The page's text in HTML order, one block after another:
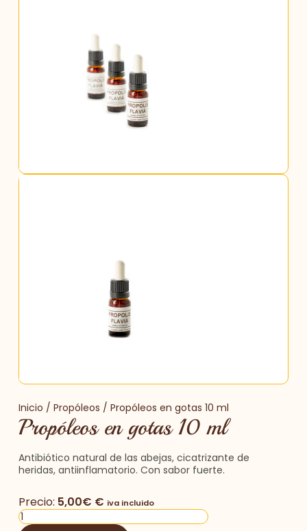
Inicio / Propóleos / Propóleos en gotas 10 ml
Propóleos en gotas 10 ml
Antibiótico natural de las abejas, cicatrizante de
heridas, antiinflamatorio. Con sabor fuerte.
Precio: 5,00€ € iva incluido